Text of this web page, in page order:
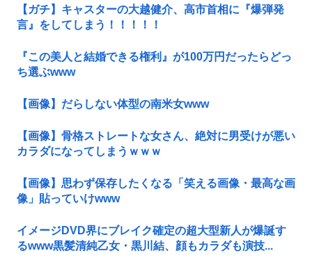
【ガチ】キャスターの大越健介、高市首相に『爆弾発
言』をしてしまう！！！！！
『この美人と結婚できる権利』が100万円だったらどっ
ち選ぶwww
【画像】だらしない体型の南米女www
【画像】骨格ストレートな女さん、絶対に男受けが悪い
カラダになってしまうｗｗｗ
【画像】思わず保存したくなる「笑える画像・最高な画
像」貼っていけwww
イメージDVD界にブレイク確定の超大型新人が爆誕す
るwww黒髪清純乙女・黒川結、顔もカラダも演技...